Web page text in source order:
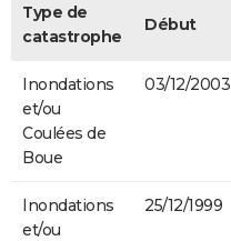
Type de
catastrophe
Début
Inondations
et/ou
Coulées de
Boue
03/12/2003
Inondations
et/ou
25/12/1999